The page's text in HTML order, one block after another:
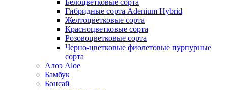
Белоцветковые сорта
Гибридные сорта Adenium Hybrid
Желтоцветковые сорта
Красноцветковые сорта
Розовоцветковые сорта
Черно-цветковые фиолетовые пурпурные
сорта
Алоэ Aloe
Бамбук
Бонсай